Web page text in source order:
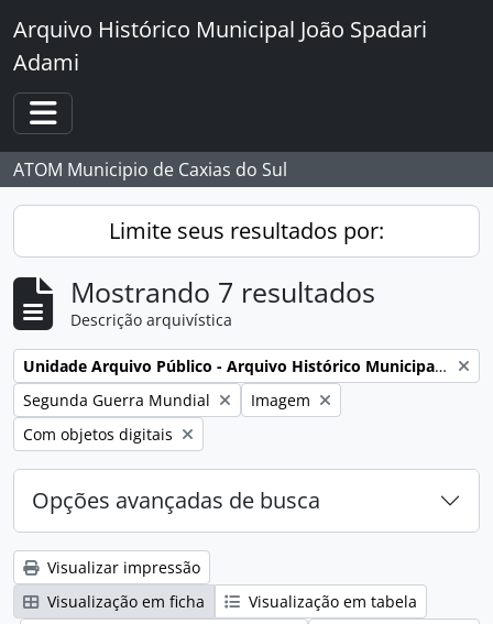
Skip to main content
Arquivo Histórico Municipal João Spadari
Adami
Toggle navigation
ATOM Municipio de Caxias do Sul
Limite seus resultados por:
Mostrando 7 resultados
Descrição arquivística
Remover filtro:
Unidade Arquivo Público - Arquivo Histórico Municipal João Spadari Adami
Remover filtro:
Segunda Guerra Mundial Remover filtro:
Imagem
Remover filtro:
Com objetos digitais
Opções avançadas de busca
Visualizar impressão
Visualização em ficha
Visualização em tabela